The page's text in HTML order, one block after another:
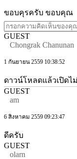
ขอบคุรครับ ขอบคุณ
GUEST
Chongrak Chanunan
1 กันยายน 2559 10:38:52
ดาวน์โหลดแล้วเปิดไ
GUEST
am
6 สิงหาคม 2559 09:23:47
ดีครับ
GUEST
olarn